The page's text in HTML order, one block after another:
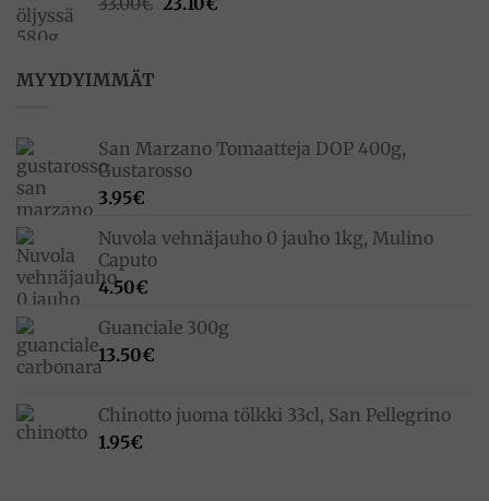
MYYDYIMMÄT
San Marzano Tomaatteja DOP 400g,
Gustarosso
3.95€
Nuvola vehnäjauho 0 jauho 1kg, Mulino
Caputo
4.50€
Guanciale 300g
13.50€
Chinotto juoma tölkki 33cl, San Pellegrino
1.95€